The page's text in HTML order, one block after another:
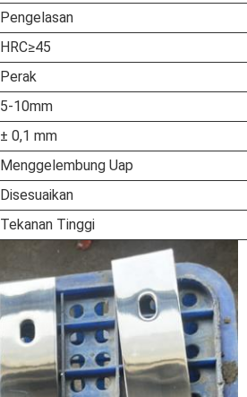
Pengelasan
HRC≥45
Perak
5-10mm
± 0,1 mm
Menggelembung Uap
Disesuaikan
Tekanan Tinggi